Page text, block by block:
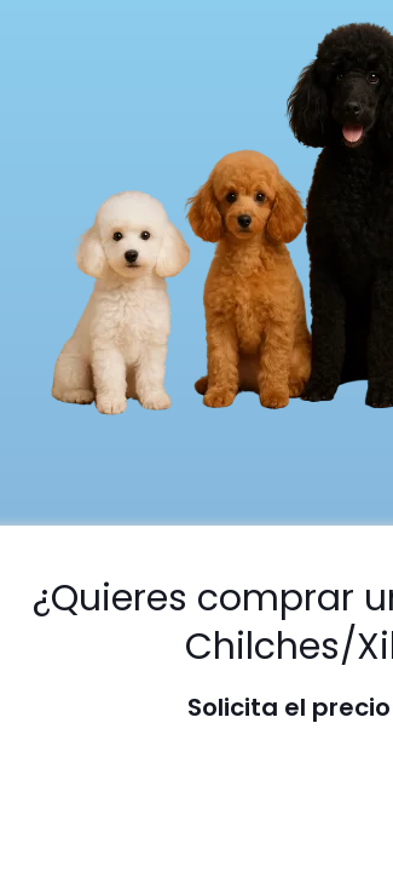
¿Quieres comprar
Chilches/
Solicita el